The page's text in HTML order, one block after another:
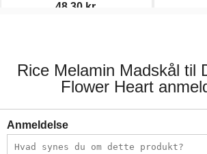
48,30 kr.
Rice Melamin Madskål til
Flower Heart
Anmeldelse